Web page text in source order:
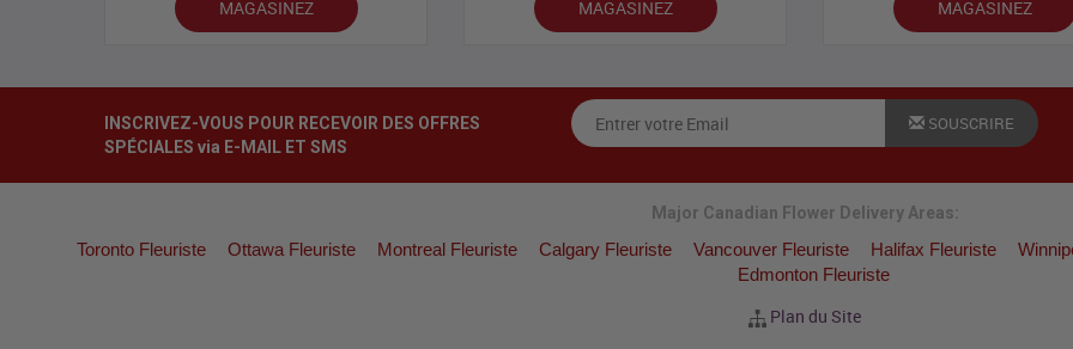
MAGASINEZ MAGASINEZ MAGASINEZ
INSCRIVEZ-VOUS POUR RECEVOIR DES OFFRES
SPÉCIALES via E-MAIL ET SMS
SOUSCRIRE
Major Canadian Flower Delivery Areas:
Toronto Fleuriste Ottawa Fleuriste Montreal Fleuriste Calgary Fleuriste Vancouver Fleuriste Halifax Fleuriste
Edmonton Fleuriste
Plan du Site